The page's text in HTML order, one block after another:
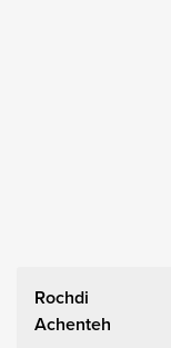
Rochdi
Achenteh